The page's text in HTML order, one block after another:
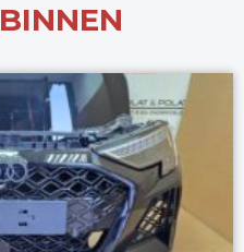
BINNEN